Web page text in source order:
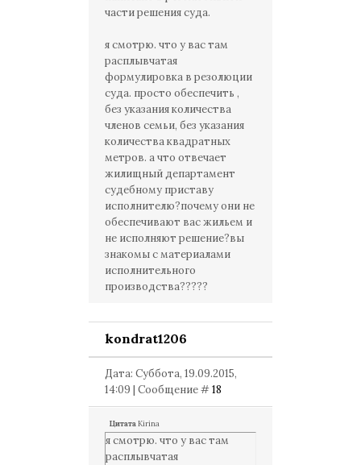
части решения суда.
я смотрю. что у вас там
расплывчатая
формулировка в резолюции
суда. просто обеспечить ,
без указания количества
членов семьи, без указания
количества квадратных
метров. а что отвечает
жилищный департамент
судебному приставу
исполнителю?почему они не
обеспечивают вас жильем и
не исполняют решение?вы
знакомы с материалами
исполнительного
производства?????
kondrat1206
Дата: Суббота, 19.09.2015,
14:09 | Сообщение #18
ЦитатаKirina
я смотрю. что у вас там
расплывчатая